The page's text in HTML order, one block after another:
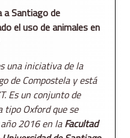
a Santiago de
el uso de animales en
una iniciativa de la
de Compostela y está
Es un conjunto de
tipo Oxford que se
2016 en laFacultad